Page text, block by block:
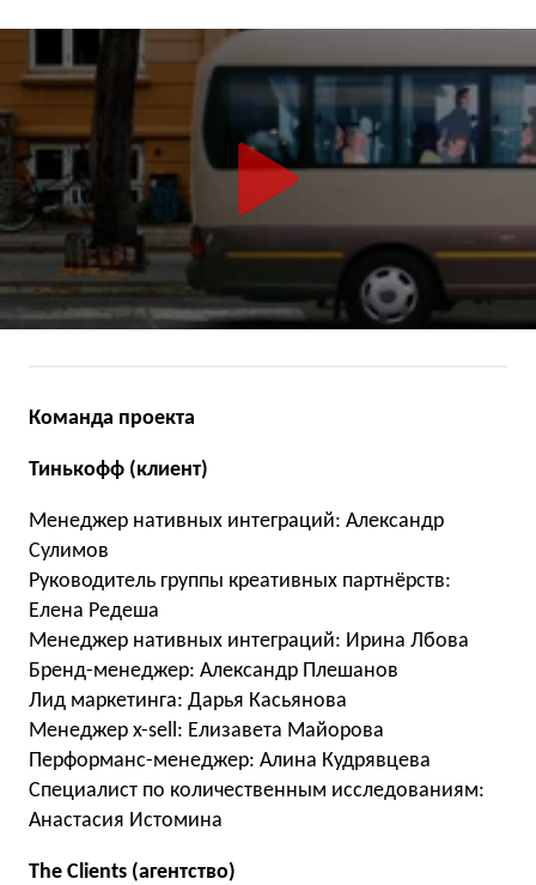
Команда проекта
Тинькофф (клиент)
Менеджер нативных интеграций: Александр
Сулимов
Руководитель группы креативных партнёрств:
Елена Редеша
Менеджер нативных интеграций: Ирина Лбова
Бренд-менеджер: Александр Плешанов
Лид маркетинга: Дарья Касьянова
Менеджер x-sell: Елизавета Майорова
Перформанс-менеджер: Алина Кудрявцева
Специалист по количественным исследованиям:
Анастасия Истомина
The Clients (агентство)